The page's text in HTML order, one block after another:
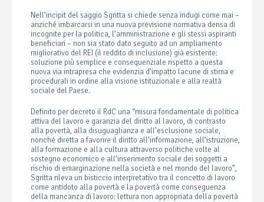
Nell’incipit del saggio Sgritta si chiede senza indugi come mai –
anziché imbarcarsi in una nuova previsione normativa densa di
incognite per la politica, l’amministrazione e gli stessi aspiranti
beneficiari – non sia stato dato seguito ad un ampliamento
migliorativo del REI (il reddito di inclusione) già esistente:
soluzione più semplice e consequenziale rispetto a questa
nuova via intrapresa che evidenzia d’impatto lacune di stima e
procedurali in ordine alla visione istituzionale e alla realtà
sociale del Paese.
Definito per decreto il RdC una “misura fondamentale di politica
attiva del lavoro e garanzia del diritto al lavoro, di contrasto
alla povertà, alla disuguaglianza e all’esclusione sociale,
nonché diretta a favorire il diritto all’informazione, all’istruzione,
alla formazione e alla cultura attraverso politiche volte al
sostegno economico e all’inserimento sociale dei soggetti a
rischio di emarginazione nella società e nel mondo del lavoro”,
Sgritta rileva un bisticcio interpretativo tra il concetto di lavoro
come antidoto alla povertà e la povertà come conseguenza
della mancanza di lavoro: lettura non appropriata della povertà